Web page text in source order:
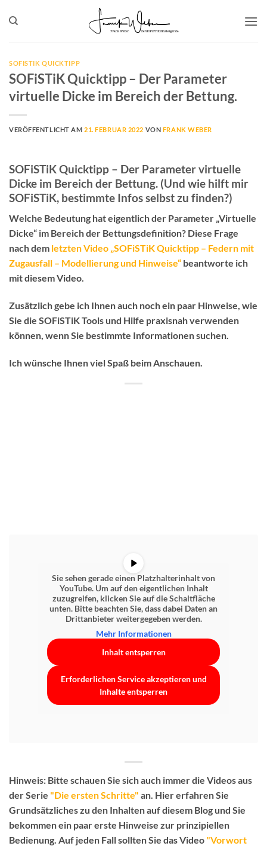
Inhalt
SOFISTIK QUICKTIPP
SOFiSTiK Quicktipp – Der Parameter
virtuelle Dicke im Bereich der Bettung.
VERÖFFENTLICHT AM21. FEBRUAR 2022 VON FRANK WEBER
SOFiSTiK Quicktipp – Der Parameter virtuelle
Dicke im Bereich der Bettung. (Und wie hilft mir
SOFiSTiK, bestimmte Infos selbst zu finden?)
Welche Bedeutung hat eigentlich der Parameter „Virtuelle
Dicke“ im Bereich der Bettungsdefinition? Diese Frage
nach dem letzten Video „SOFiSTiK Quicktipp – Federn mit
Zugausfall – Modellierung und Hinweise“ beantworte ich
mit diesem Video.
Zusätzlich gebe ich Ihnen auch noch ein paar Hinweise, wie
Sie die SOFiSTiK Tools und Hilfe praxisnah verwenden
können, wenn Sie bestimmte Informationen suchen.
Ich wünsche Ihnen viel Spaß beim Anschauen.
Sie sehen gerade einen Platzhalterinhalt von
YouTube. Um auf den eigentlichen Inhalt
zuzugreifen, klicken Sie auf die Schaltfläche
unten. Bitte beachten Sie, dass dabei Daten an
Drittanbieter weitergegeben werden.
Mehr Informationen
Inhalt entsperren
Erforderlichen Service akzeptieren und
Inhalte entsperren
Hinweis: Bitte schauen Sie sich auch immer die Videos aus
der Serie "Die ersten Schritte" an. Hier erfahren Sie
Grundsätzliches zu den Inhalten auf diesem Blog und Sie
bekommen ein paar erste Hinweise zur prinzipiellen
Bedienung. Auf jeden Fall sollten Sie das Video "Vorwort